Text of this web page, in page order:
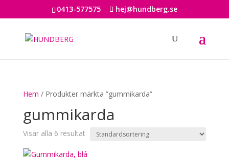
0413-577575 hej@hundberg.se
Hem / Produkter märkta ”gummikarda”
gummikarda
Visar alla 6 resultat